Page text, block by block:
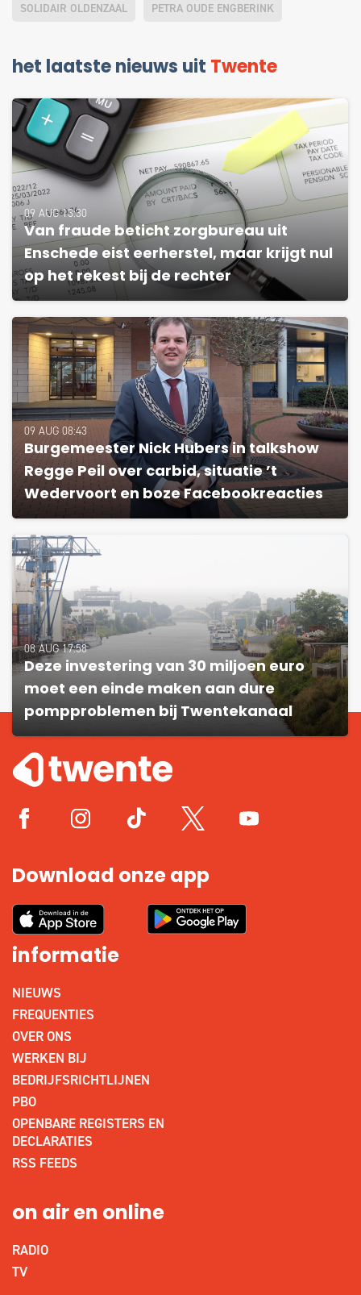
SOLIDAIR OLDENZAAL PETRA OUDE ENGBERINK
het laatste nieuws uit Twente
09 AUG 13:30
Van fraude beticht zorgbureau uit
Enschede eist eerherstel, maar krijgt nul
op het rekest bij de rechter
09 AUG 08:43
Burgemeester Nick Hubers in talkshow
Regge Peil over carbid, situatie ’t
Wedervoort en boze Facebookreacties
08 AUG 17:58
Deze investering van 30 miljoen euro
moet een einde maken aan dure
pompproblemen bij Twentekanaal
Download onze app
informatie
NIEUWS
FREQUENTIES
OVER ONS
WERKEN BIJ
BEDRIJFSRICHTLIJNEN
PBO
OPENBARE REGISTERS EN
DECLARATIES
RSS FEEDS
on air en online
RADIO
TV